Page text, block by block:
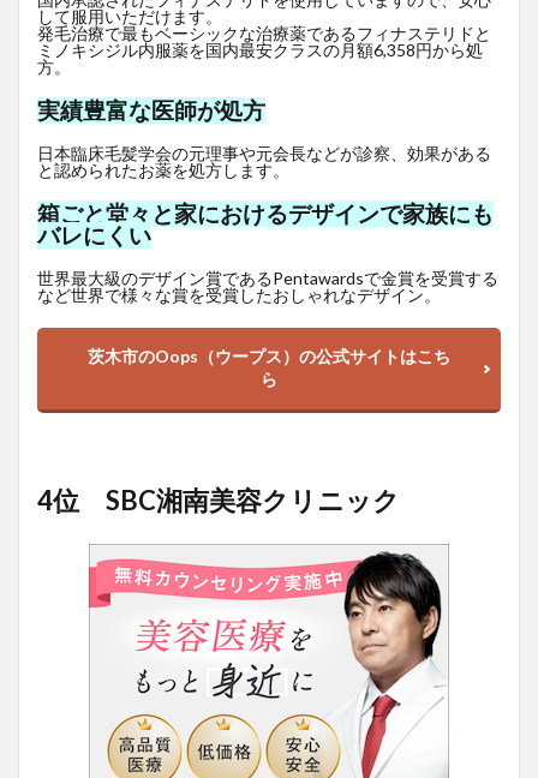
して服用いただけます。
発毛治療で最もベーシックな治療薬であるフィナステリドと
ミノキシジル内服薬を国内最安クラスの月額6,358円から処
方。
実績豊富な医師が処方
日本臨床毛髪学会の元理事や元会長などが診察、効果がある
と認められたお薬を処方します。
箱ごと堂々と家におけるデザインで家族にも
バレにくい
世界最大級のデザイン賞であるPentawardsで金賞を受賞する
など世界で様々な賞を受賞したおしゃれなデザイン。
茨木市のOops（ウープス）の公式サイトはこち
ら
4位 SBC湘南美容クリニック